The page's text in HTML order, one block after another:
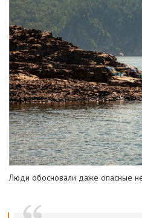
Люди обосновали даже опасные